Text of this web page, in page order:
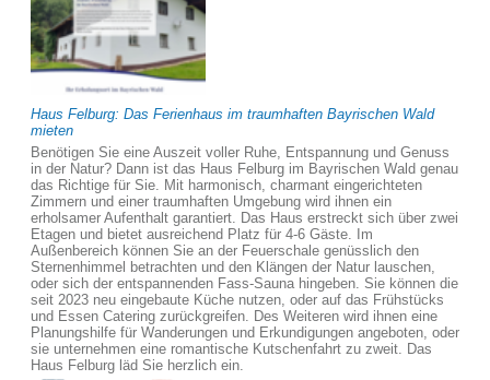
Haus Felburg: Das Ferienhaus im traumhaften Bayrischen Wald
mieten
Benötigen Sie eine Auszeit voller Ruhe, Entspannung und Genuss
in der Natur? Dann ist das Haus Felburg im Bayrischen Wald genau
das Richtige für Sie. Mit harmonisch, charmant eingerichteten
Zimmern und einer traumhaften Umgebung wird ihnen ein
erholsamer Aufenthalt garantiert. Das Haus erstreckt sich über zwei
Etagen und bietet ausreichend Platz für 4-6 Gäste. Im
Außenbereich können Sie an der Feuerschale genüsslich den
Sternenhimmel betrachten und den Klängen der Natur lauschen,
oder sich der entspannenden Fass-Sauna hingeben. Sie können die
seit 2023 neu eingebaute Küche nutzen, oder auf das Frühstücks
und Essen Catering zurückgreifen. Des Weiteren wird ihnen eine
Planungshilfe für Wanderungen und Erkundigungen angeboten, oder
sie unternehmen eine romantische Kutschenfahrt zu zweit. Das
Haus Felburg läd Sie herzlich ein.